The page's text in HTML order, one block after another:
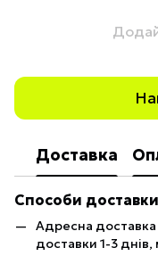
Доставка
Способи
Адресна доставка
доставки 1-3 днів,